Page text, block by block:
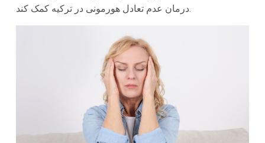
درمان عدم تعادل هورمونی در ترکیه کمک کند.